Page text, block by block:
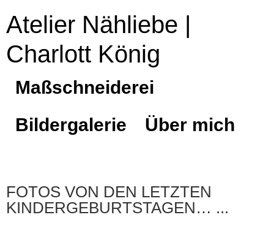
Atelier Nähliebe |
Charlott König
Maßschneiderei
Bildergalerie
Über mich
FOTOS VON DEN LETZTEN
KINDERGEBURTSTAGEN…